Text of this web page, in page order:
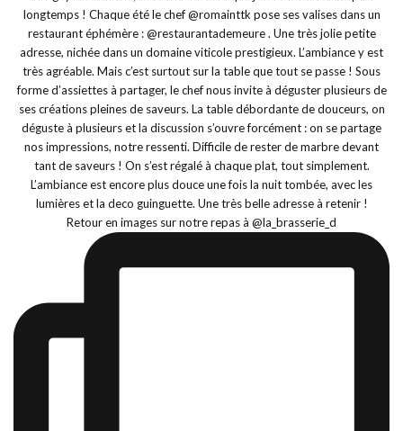
Retour en images sur notre repas à @la_brasserie_d